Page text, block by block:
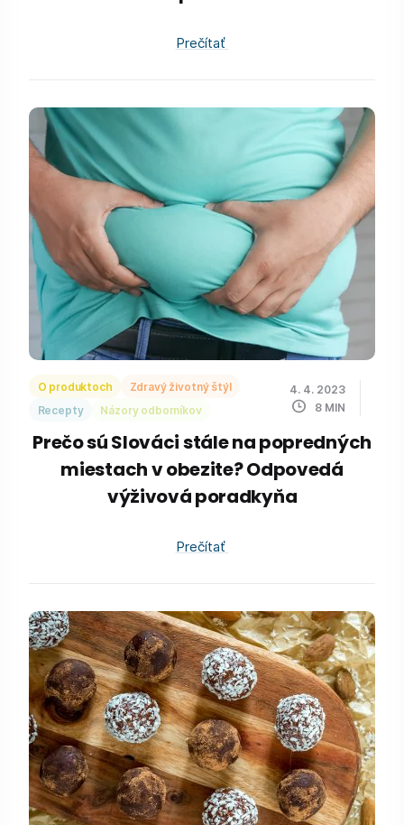
Prečítať
O produktoch
Zdravý životný štýl
Recepty
Názory odborníkov
4. 4. 2023
8 MIN
Prečo sú Slováci stále na popredných
miestach v obezite? Odpovedá
výživová poradkyňa
Prečítať